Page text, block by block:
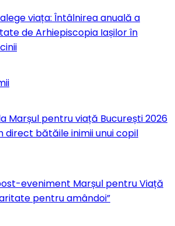
viața: Întâlnirea anuală a
de Arhiepiscopia Iașilor în
Marșul pentru viață București 2026
direct bătăile inimii unui copil
eveniment Marșul pentru Viață
pentru amândoi”